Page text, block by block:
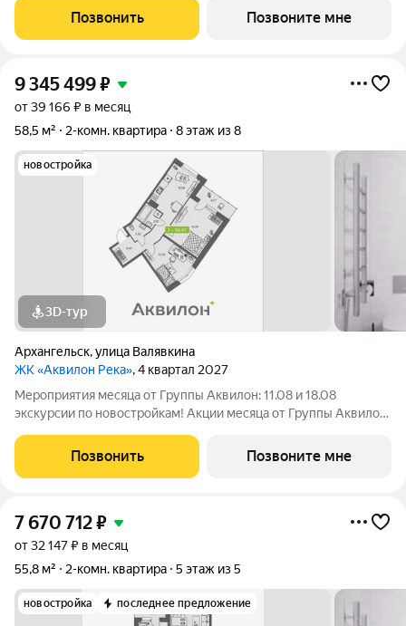
до 1,2 млн ! Ключи сразу! Дополнительная СКИДКА 3% при
100% оплате! Арктическая и
Позвонить Позвоните мне
9 345 499₽
от 39 166 ₽ в месяц
58,5 м²
2-комн. квартира 8 этаж из 8
новостройка
3D-тур
Архангельск,улица Валявкина
ЖК «Аквилон Река», 4 квартал 2027
Мероприятия месяца от Группы Аквилон: 11.08 и 18.08
экскурсии по новостройкам! Акции месяца от Группы Аквилон:
млн ! Арктическая ипотека. ПСК: 18,32-21,9%. Ставка 1%!
Семейная ипотека. ПСК:
Позвонить Позвоните мне
7 670 712₽
от 32 147 ₽ в месяц
55,8 м²
2-комн. квартира 5 этаж из 5
новостройка последнее предложение